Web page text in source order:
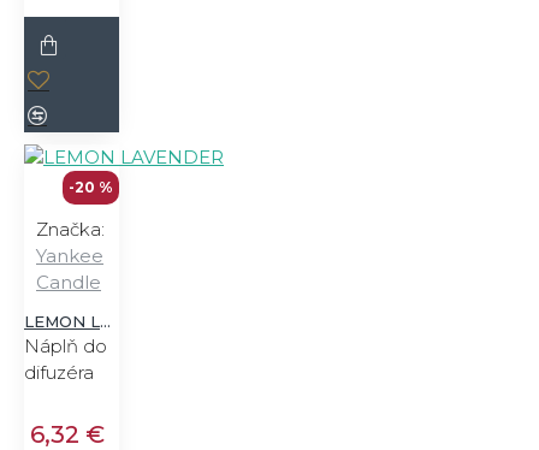
-20 %
Značka:
Yankee
Candle
LEMON LAVENDER
Náplň do
difuzéra
6,32 €